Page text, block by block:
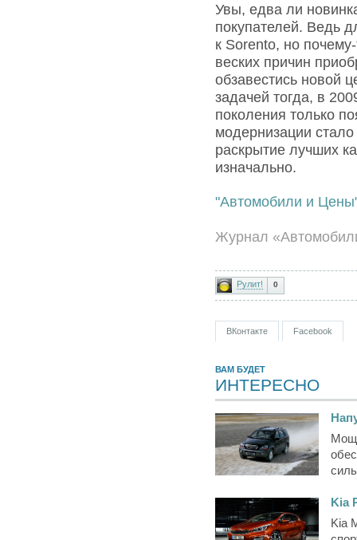
Увы, едва ли
покупателей. Ведь
к Sorento, но
веских причин
обзавестись новой
задачей тогда, в
поколения только
модернизации стало
раскрытие лучших
изначально.
"Автомобили и
Журнал
Рулит! 0
ВКонтакте Facebook
ВАМ БУДЕТ
ИНТЕРЕСНО
Kia
Kia